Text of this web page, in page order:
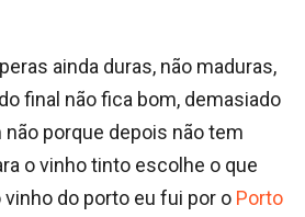
ainda duras, não maduras,
final não fica bom, demasiado
porque depois não tem
o vinho tinto escolhe o que
vinho do porto eu fui por o Porto